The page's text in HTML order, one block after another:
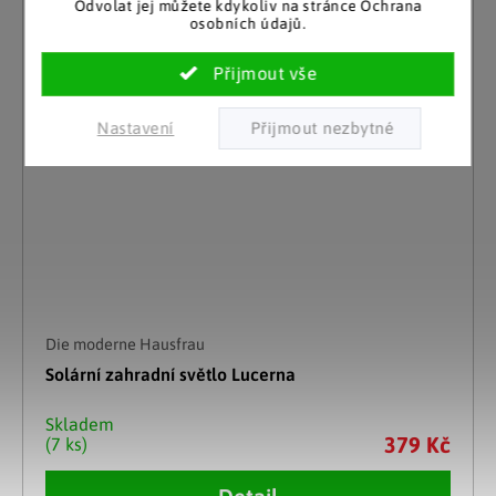
Odvolat jej můžete kdykoliv na stránce Ochrana
osobních údajů.
Nastavení
Die moderne Hausfrau
Solární zahradní světlo Lucerna
Skladem
(7 ks)
379 Kč